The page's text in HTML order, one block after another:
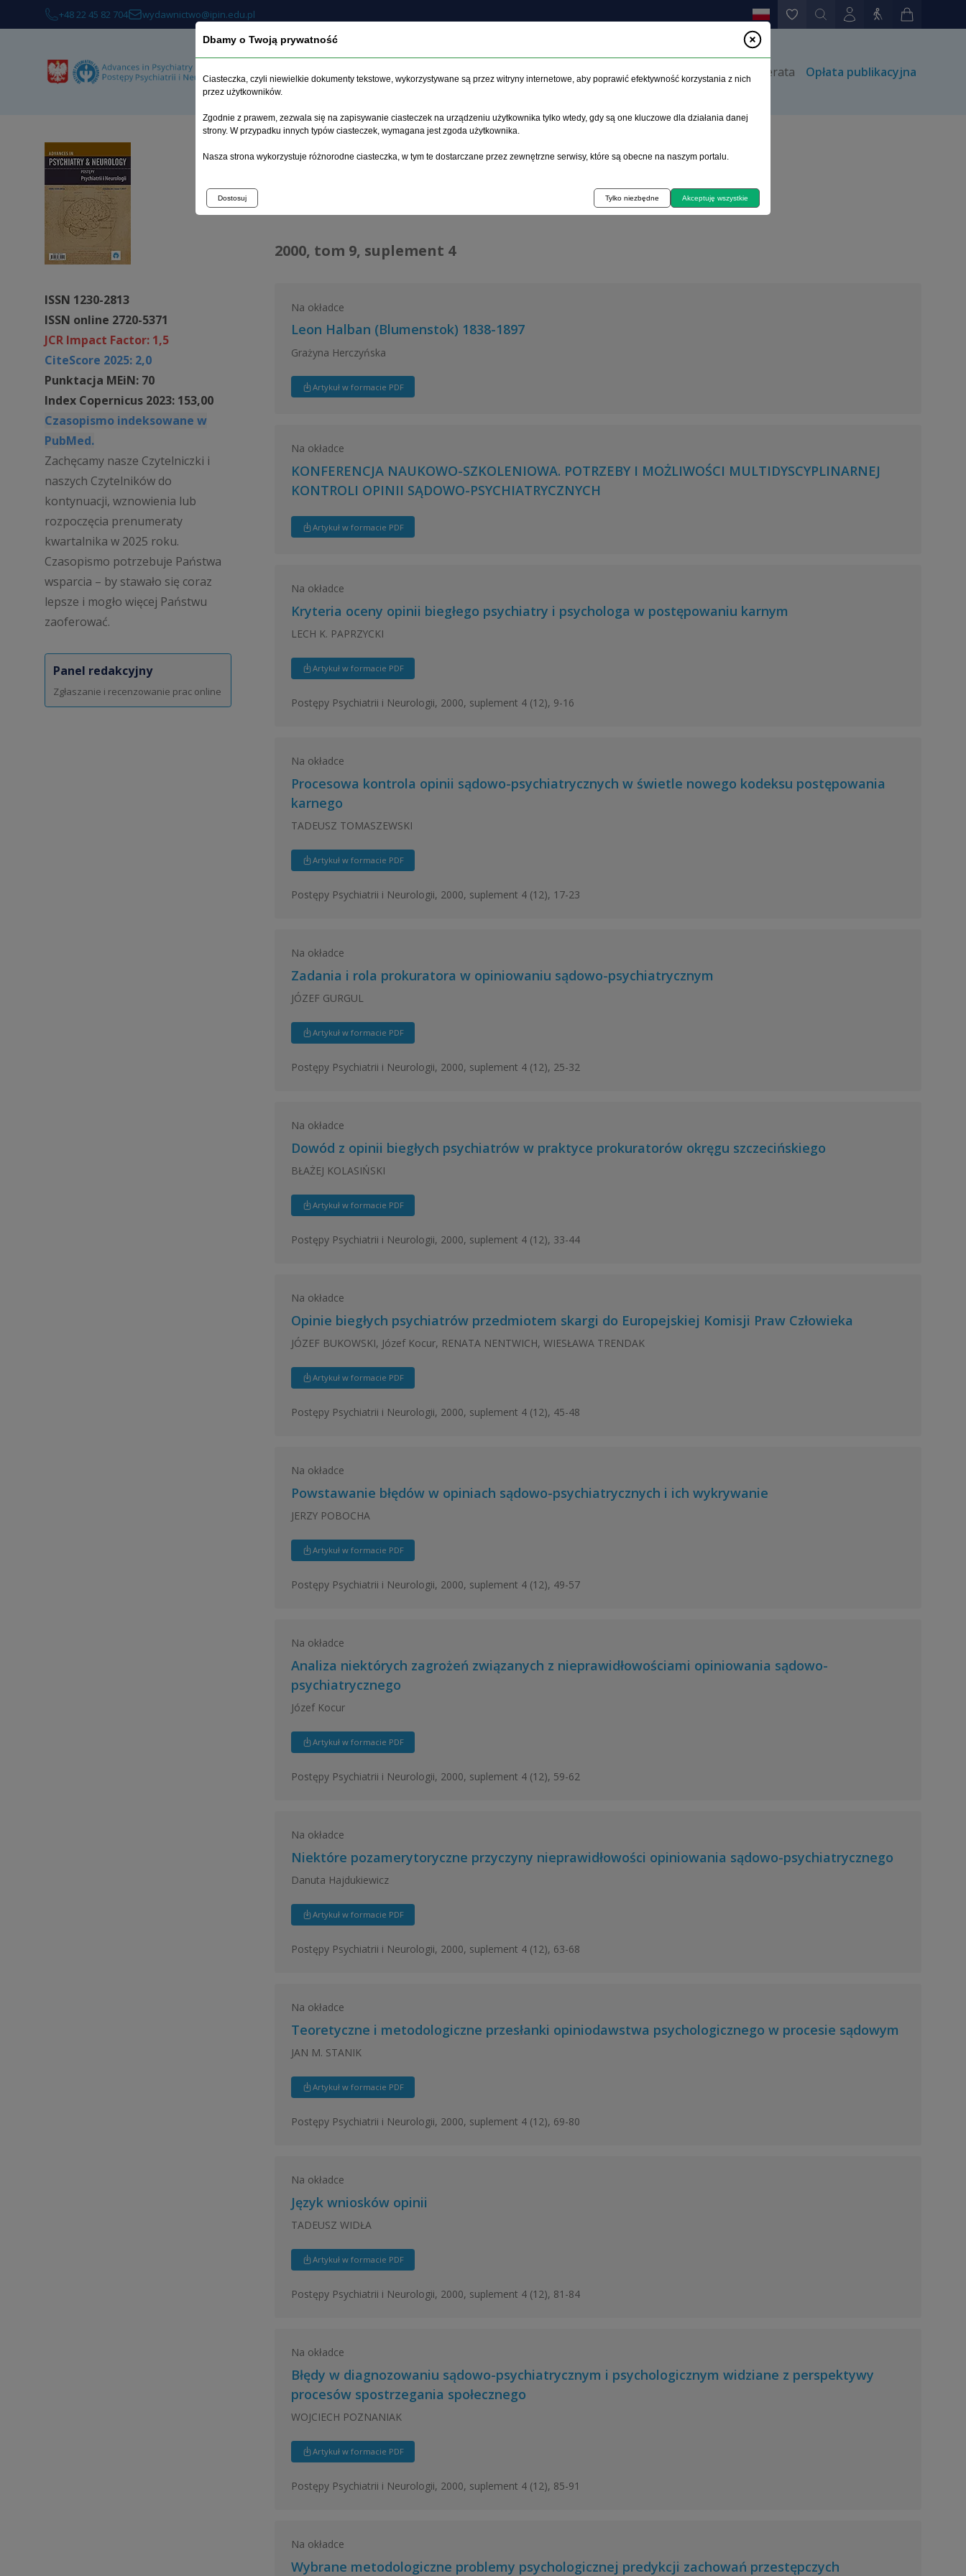
+48 22 45 82 704 wydawnictwo@ipin.edu.pl
O czasopiśmie Archiwum Etyka Instrukcja dla autorów Kontakt Prenumerata Opłata publikacyjna
ISSN 1230-2813
ISSN online 2720-5371
JCR Impact Factor: 1,5
CiteScore 2025: 2,0
Punktacja MEiN: 70
Index Copernicus 2023: 153,00
Czasopismo indeksowane w
PubMed.
Zachęcamy nasze Czytelniczki i
naszych Czytelników do
kontynuacji, wznowienia lub
rozpoczęcia prenumeraty
kwartalnika w 2025 roku.
Czasopismo potrzebuje Państwa
wsparcia – by stawało się coraz
lepsze i mogło więcej Państwu
zaoferować.
Panel redakcyjny
Zgłaszanie i recenzowanie prac online
Strona główna >Archiwum>suplement 4
2000, tom 9, suplement 4
Na okładce
Leon Halban (Blumenstok) 1838-1897
Grażyna Herczyńska
Artykuł w formacie PDF
Na okładce
KONFERENCJA NAUKOWO-SZKOLENIOWA. POTRZEBY I MOŻLIWOŚCI MULTIDYSCYPLINARNEJ
KONTROLI OPINII SĄDOWO-PSYCHIATRYCZNYCH
Artykuł w formacie PDF
Na okładce
Kryteria oceny opinii biegłego psychiatry i psychologa w postępowaniu karnym
LECH K. PAPRZYCKI
Artykuł w formacie PDF
Postępy Psychiatrii i Neurologii, 2000, suplement 4 (12), 9-16
Na okładce
Procesowa kontrola opinii sądowo-psychiatrycznych w świetle nowego kodeksu postępowania
karnego
TADEUSZ TOMASZEWSKI
Artykuł w formacie PDF
Postępy Psychiatrii i Neurologii, 2000, suplement 4 (12), 17-23
Na okładce
Zadania i rola prokuratora w opiniowaniu sądowo-psychiatrycznym
JÓZEF GURGUL
Artykuł w formacie PDF
Postępy Psychiatrii i Neurologii, 2000, suplement 4 (12), 25-32
Na okładce
Dowód z opinii biegłych psychiatrów w praktyce prokuratorów okręgu szczecińskiego
BŁAŻEJ KOLASIŃSKI
Artykuł w formacie PDF
Postępy Psychiatrii i Neurologii, 2000, suplement 4 (12), 33-44
Na okładce
Opinie biegłych psychiatrów przedmiotem skargi do Europejskiej Komisji Praw Człowieka
JÓZEF BUKOWSKI, Józef Kocur, RENATA NENTWICH, WIESŁAWA TRENDAK
Artykuł w formacie PDF
Postępy Psychiatrii i Neurologii, 2000, suplement 4 (12), 45-48
Na okładce
Powstawanie błędów w opiniach sądowo-psychiatrycznych i ich wykrywanie
JERZY POBOCHA
Artykuł w formacie PDF
Postępy Psychiatrii i Neurologii, 2000, suplement 4 (12), 49-57
Na okładce
Analiza niektórych zagrożeń związanych z nieprawidłowościami opiniowania sądowo-
psychiatrycznego
Józef Kocur
Artykuł w formacie PDF
Postępy Psychiatrii i Neurologii, 2000, suplement 4 (12), 59-62
Na okładce
Niektóre pozamerytoryczne przyczyny nieprawidłowości opiniowania sądowo-psychiatrycznego
Danuta Hajdukiewicz
Artykuł w formacie PDF
Postępy Psychiatrii i Neurologii, 2000, suplement 4 (12), 63-68
Na okładce
Teoretyczne i metodologiczne przesłanki opiniodawstwa psychologicznego w procesie sądowym
JAN M. STANIK
Artykuł w formacie PDF
Postępy Psychiatrii i Neurologii, 2000, suplement 4 (12), 69-80
Na okładce
Język wniosków opinii
TADEUSZ WIDŁA
Artykuł w formacie PDF
Postępy Psychiatrii i Neurologii, 2000, suplement 4 (12), 81-84
Na okładce
Błędy w diagnozowaniu sądowo-psychiatrycznym i psychologicznym widziane z perspektywy
procesów spostrzegania społecznego
WOJCIECH POZNANIAK
Artykuł w formacie PDF
Postępy Psychiatrii i Neurologii, 2000, suplement 4 (12), 85-91
Na okładce
Wybrane metodologiczne problemy psychologicznej predykcji zachowań przestępczych
Dbamy o Twoją prywatność
Ciasteczka, czyli niewielkie dokumenty tekstowe, wykorzystywane są przez witryny internetowe, aby poprawić efektywność korzystania z nich
przez użytkowników.
Zgodnie z prawem, zezwala się na zapisywanie ciasteczek na urządzeniu użytkownika tylko wtedy, gdy są one kluczowe dla działania danej
strony. W przypadku innych typów ciasteczek, wymagana jest zgoda użytkownika.
Nasza strona wykorzystuje różnorodne ciasteczka, w tym te dostarczane przez zewnętrzne serwisy, które są obecne na naszym portalu.
Dostosuj Tylko niezbędne Akceptuję wszystkie